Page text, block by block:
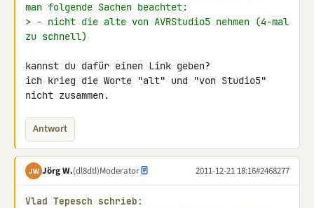
man folgende Sachen beachtet:
> - nicht die alte von AVRStudio5 nehmen (4-mal
zu schnell)
kannst du dafür einen Link geben?
ich krieg die Worte "alt" und "von Studio5"
nicht zusammen.
Antwort
JW Jörg W.(dl8dtl)Moderator 2011-12-21 18:16#2468277
Vlad Tepesch schrieb: